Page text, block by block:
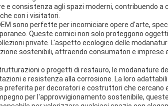
e consistenza agli spazi moderni, contribuendo a
con i visitatori.
sono perfette per incorniciare opere d'arte,
Queste cornici non solo proteggono oggetti
private. L'aspetto ecologico delle
sostenibili, attraendo consumatori e imprese
o progetti di restauro, le modanature
e resistenza alla corrosione. La loro
preferita per decoratori e costruttori che cercano
per l'approvvigionamento sostenibile,